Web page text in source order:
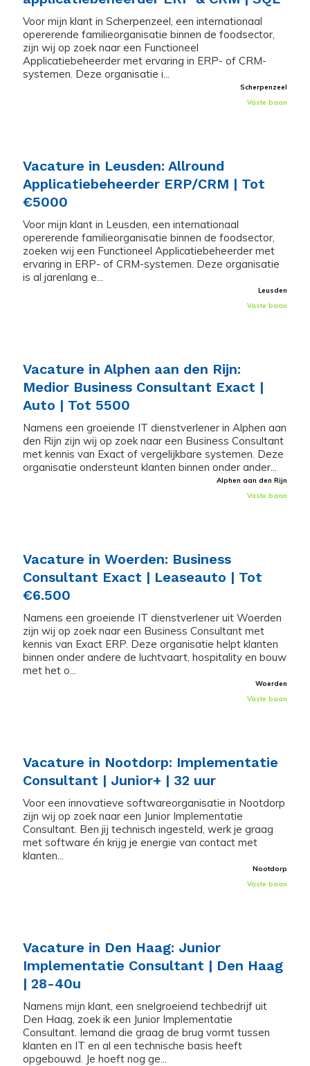
Voor mijn klant in Scherpenzeel, een internationaal
opererende familieorganisatie binnen de foodsector,
zijn wij op zoek naar een Functioneel
Applicatiebeheerder met ervaring in ERP- of CRM-
systemen. Deze organisatie i...
Scherpenzeel
Vaste baan
Vacature in Leusden: Allround
Applicatiebeheerder ERP/CRM | Tot
€5000
Voor mijn klant in Leusden, een internationaal
opererende familieorganisatie binnen de foodsector,
zoeken wij een Functioneel Applicatiebeheerder met
ervaring in ERP- of CRM-systemen. Deze organisatie
is al jarenlang e...
Leusden
Vaste baan
Vacature in Alphen aan den Rijn:
Medior Business Consultant Exact |
Auto | Tot 5500
Namens een groeiende IT dienstverlener in Alphen aan
den Rijn zijn wij op zoek naar een Business Consultant
met kennis van Exact of vergelijkbare systemen. Deze
organisatie ondersteunt klanten binnen onder ander...
Alphen aan den Rijn
Vaste baan
Vacature in Woerden: Business
Consultant Exact | Leaseauto | Tot
€6.500
Namens een groeiende IT dienstverlener uit Woerden
zijn wij op zoek naar een Business Consultant met
kennis van Exact ERP. Deze organisatie helpt klanten
binnen onder andere de luchtvaart, hospitality en bouw
met het o...
Woerden
Vaste baan
Vacature in Nootdorp: Implementatie
Consultant | Junior+ | 32 uur
Voor een innovatieve softwareorganisatie in Nootdorp
zijn wij op zoek naar een Junior Implementatie
Consultant. Ben jij technisch ingesteld, werk je graag
met software én krijg je energie van contact met
klanten...
Nootdorp
Vaste baan
Vacature in Den Haag: Junior
Implementatie Consultant | Den Haag
| 28-40u
Namens mijn klant, een snelgroeiend techbedrijf uit
Den Haag, zoek ik een Junior Implementatie
Consultant. Iemand die graag de brug vormt tussen
klanten en IT en al een technische basis heeft
opgebouwd. Je hoeft nog ge...